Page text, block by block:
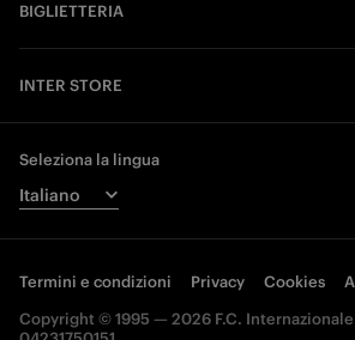
BIGLIETTERIA
INTER STORE
Seleziona la lingua
Termini e condizioni Privacy Cookies
Copyright © 1995 — 2026 F.C. Internazionale